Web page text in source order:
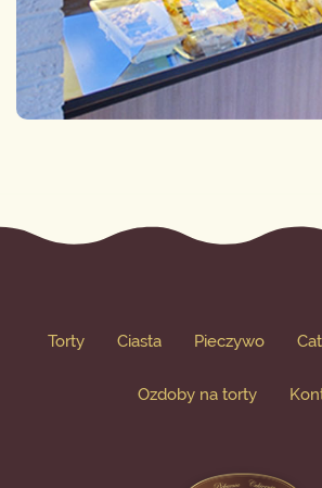
Torty Ciasta Pieczywo
Ozdoby na torty